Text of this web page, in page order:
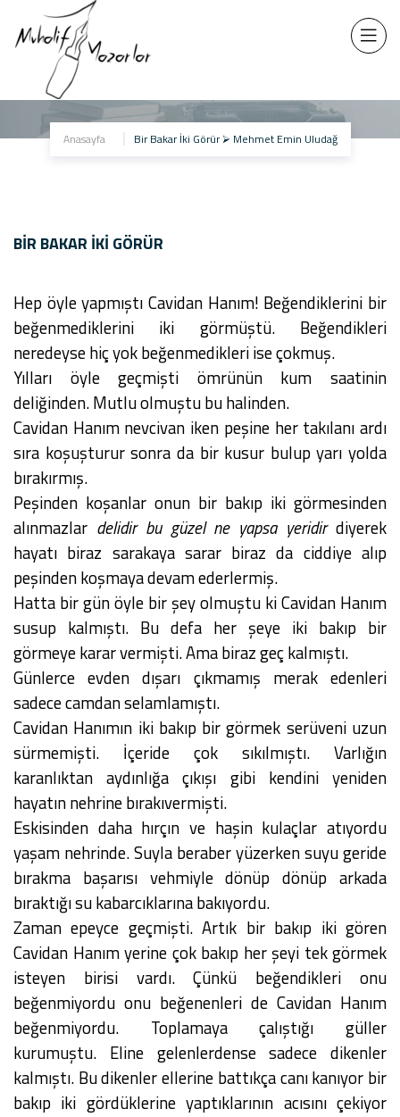
Anasayfa Bir Bakar İki Görür ⮚ Mehmet Emin Uludağ
BIR BAKAR İKI GÖRÜR
Hep öyle yapmıştı Cavidan Hanım! Beğendiklerini bir
beğenmediklerini iki görmüştü. Beğendikleri
neredeyse hiç yok beğenmedikleri ise çokmuş.
Yılları öyle geçmişti ömrünün kum saatinin
deliğinden. Mutlu olmuştu bu halinden.
Cavidan Hanım nevcivan iken peşine her takılanı ardı
sıra koşuşturur sonra da bir kusur bulup yarı yolda
bırakırmış.
Peşinden koşanlar onun bir bakıp iki görmesinden
alınmazlar delidir bu güzel ne yapsa yeridirdiyerek
hayatı biraz sarakaya sarar biraz da ciddiye alıp
peşinden koşmaya devam ederlermiş.
Hatta bir gün öyle bir şey olmuştu ki Cavidan Hanım
susup kalmıştı. Bu defa her şeye iki bakıp bir
görmeye karar vermişti. Ama biraz geç kalmıştı.
Günlerce evden dışarı çıkmamış merak edenleri
sadece camdan selamlamıştı.
Cavidan Hanımın iki bakıp bir görmek serüveni uzun
sürmemişti. İçeride çok sıkılmıştı. Varlığın
karanlıktan aydınlığa çıkışı gibi kendini yeniden
hayatın nehrine bırakıvermişti.
Eskisinden daha hırçın ve haşin kulaçlar atıyordu
yaşam nehrinde. Suyla beraber yüzerken suyu geride
bırakma başarısı vehmiyle dönüp dönüp arkada
bıraktığı su kabarcıklarına bakıyordu.
Zaman epeyce geçmişti. Artık bir bakıp iki gören
Cavidan Hanım yerine çok bakıp her şeyi tek görmek
isteyen birisi vardı. Çünkü beğendikleri onu
beğenmiyordu onu beğenenleri de Cavidan Hanım
beğenmiyordu. Toplamaya çalıştığı güller
kurumuştu. Eline gelenlerdense sadece dikenler
kalmıştı. Bu dikenler ellerine battıkça canı kanıyor bir
bakıp iki gördüklerine yaptıklarının acısını çekiyor